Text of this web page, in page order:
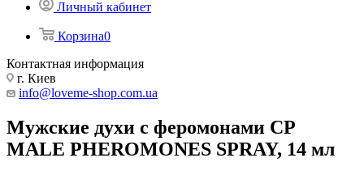
Личный кабинет
Корзина0
Контактная информация
г. Киев
info@loveme-shop.com.ua
Мужские духи с феромонами CP
MALE PHEROMONES SPRAY, 14 мл